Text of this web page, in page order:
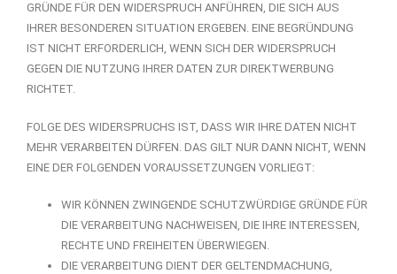
GRÜNDE FÜR DEN WIDERSPRUCH ANFÜHREN, DIE SICH AUS
IHRER BESONDEREN SITUATION ERGEBEN. EINE BEGRÜNDUNG
IST NICHT ERFORDERLICH, WENN SICH DER WIDERSPRUCH
GEGEN DIE NUTZUNG IHRER DATEN ZUR DIREKTWERBUNG
RICHTET.
FOLGE DES WIDERSPRUCHS IST, DASS WIR IHRE DATEN NICHT
MEHR VERARBEITEN DÜRFEN. DAS GILT NUR DANN NICHT, WENN
EINE DER FOLGENDEN VORAUSSETZUNGEN VORLIEGT:
WIR KÖNNEN ZWINGENDE SCHUTZWÜRDIGE GRÜNDE FÜR
DIE VERARBEITUNG NACHWEISEN, DIE IHRE INTERESSEN,
RECHTE UND FREIHEITEN ÜBERWIEGEN.
DIE VERARBEITUNG DIENT DER GELTENDMACHUNG,